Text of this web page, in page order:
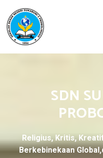
SDN
Religius, Kritis,
Berkebinekaan